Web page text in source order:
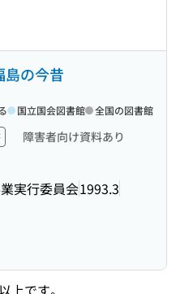
島の今昔
障害者向け資料あり
実行委員会1993.3
国立国会図書館 全国の図書館
上です。